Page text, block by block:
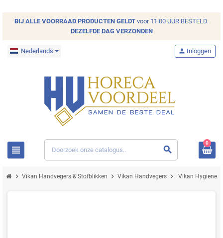
BIJ ALLE VOORRAAD PRODUCTEN GELDT voor 11:00 UUR BESTELD.
DEZELFDE DAG VERZONDEN
Nederlands
view_headline search
person Inloggen
0
chevron_right Vikan Handvegers & Stofblikken chevron_right Vikan Handvegers chevron_right Vikan Hygiene